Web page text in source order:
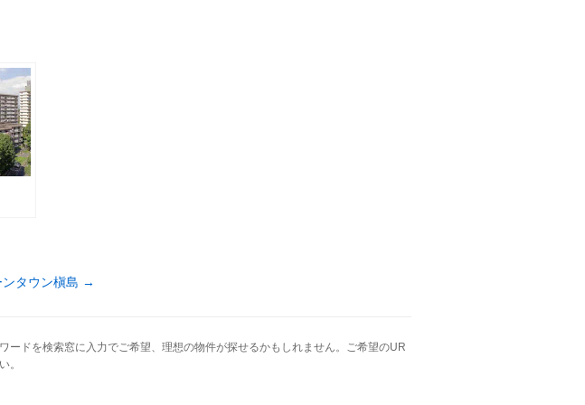
ンタウン槇島 →
ドを検索窓に入力でご希望、理想の物件が探せるかもしれません。ご希望のUR
。